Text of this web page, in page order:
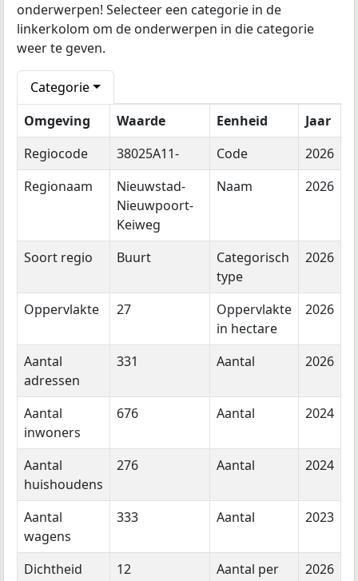
onderwerpen! Selecteer een categorie in de
linkerkolom om de onderwerpen in die categorie
weer te geven.
Categorie
Omgeving
Waarde Eenheid
Jaar
Regiocode
38025A11- Code
2026
Regionaam
Nieuwstad-
Nieuwpoort-
Keiweg
Naam 2026
Soort regio Buurt
Categorisch
type
2026
Oppervlakte 27
Oppervlakte
in hectare
2026
Aantal
adressen
331 Aantal 2026
Aantal
inwoners
676 Aantal 2024
Aantal
huishoudens
276 Aantal 2024
Aantal
wagens
333 Aantal 2023
Dichtheid
12
Aantal per
2026